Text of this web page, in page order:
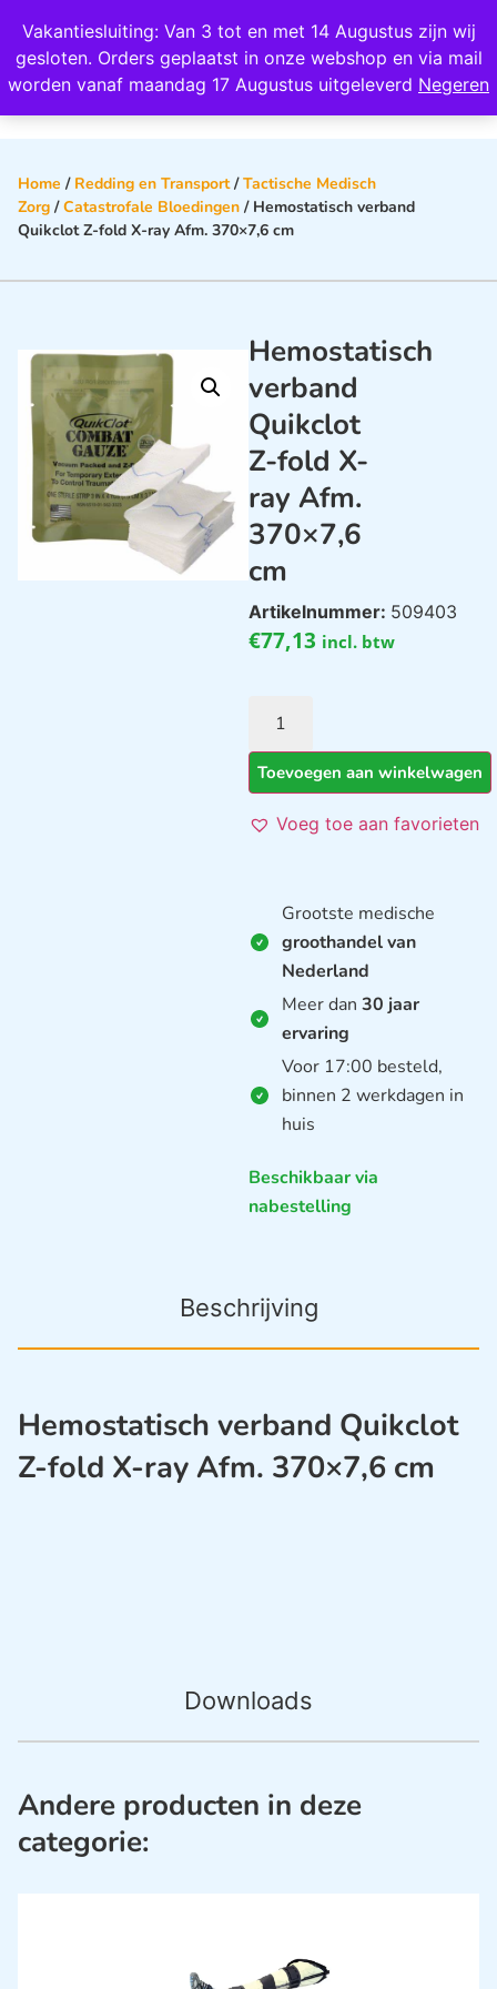
Vakantiesluiting: Van 3 tot en met 14 Augustus zijn wij
gesloten. Orders geplaatst in onze webshop en via mail
worden vanaf maandag 17 Augustus uitgeleverd Negeren
Wij scoren een 4,8 op Google
Home / Redding en Transport/Tactische Medisch
Zorg /Catastrofale Bloedingen / Hemostatisch verband
Quikclot Z-fold X-ray Afm. 370×7,6 cm
Hemostatisch
verband
Quikclot
Z-fold X-
ray Afm.
370×7,6
cm
Artikelnummer: 509403
€77,13 incl. btw
Toevoegen aan winkelwagen
Voeg toe aan favorieten
Grootste medische
groothandel van
Nederland
Meer dan 30 jaar
ervaring
Voor 17:00 besteld,
binnen 2 werkdagen in
huis
Beschikbaar via
nabestelling
Beschrijving
Downloads
Hemostatisch verband Quikclot
Z-fold X-ray Afm. 370×7,6 cm
Andere producten in deze
categorie: